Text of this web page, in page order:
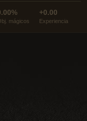
mágicos
+0.00
Experiencia